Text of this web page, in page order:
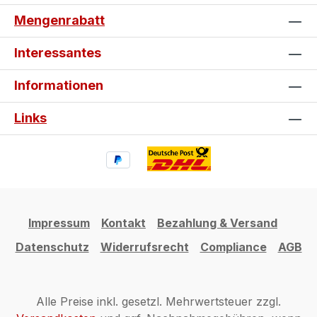
erhalten! Nutze also die Chance auf
hochwertige Schutzpads zum
Schnäppchenpreis und leiste gleichzeitig
Ressourcen schonst. Statt perfekte Ware
mit kleinen Fehlern auszusortieren, bieten
wir dir hier eine clevere und preiswerte
Alternative. Jetzt zugreifen und sparen!
Mengenrabatt
Interessantes
Informationen
Links
Impressum Kontakt
Bezahlung & Versand
Datenschutz
Widerrufsrecht Compliance AGB
Alle Preise inkl. gesetzl. Mehrwertsteuer zzgl.